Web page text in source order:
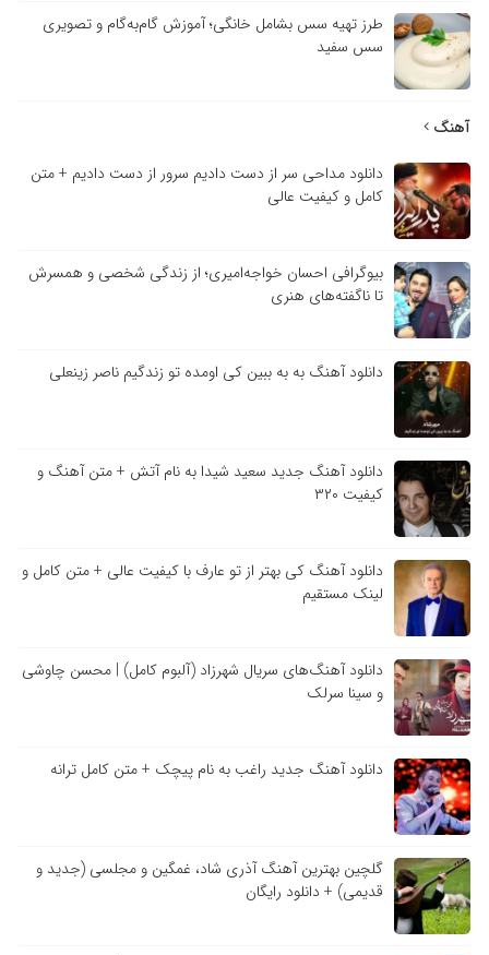
طرز تهیه سس بشامل خانگی؛ آموزش گام‌به‌گام و تصویری
سس سفید
آهنگ
دانلود مداحی سر از دست دادیم سرور از دست دادیم + متن
کامل و کیفیت عالی
بیوگرافی احسان خواجه‌امیری؛ از زندگی شخصی و همسرش
تا ناگفته‌های هنری
دانلود آهنگ به به ببین کی اومده تو زندگیم ناصر زینعلی
دانلود آهنگ جدید سعید شیدا به نام آتش + متن آهنگ و
کیفیت ۳۲۰
دانلود آهنگ کی بهتر از تو عارف با کیفیت عالی + متن کامل و
لینک مستقیم
دانلود آهنگ‌های سریال شهرزاد (آلبوم کامل) | محسن چاوشی
و سینا سرلک
دانلود آهنگ جدید راغب به نام پیچک + متن کامل ترانه
گلچین بهترین آهنگ آذری شاد، غمگین و مجلسی (جدید و
قدیمی) + دانلود رایگان